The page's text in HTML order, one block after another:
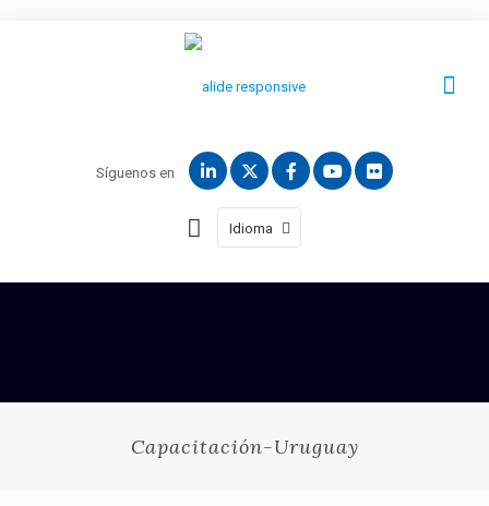
Síguenos en
Idioma
Capacitación-Uruguay